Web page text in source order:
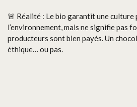
🚨 Réalité : Le bio garantit une culture
l’environnement, mais ne signifie pas
producteurs sont bien payés. Un
éthique… ou pas.